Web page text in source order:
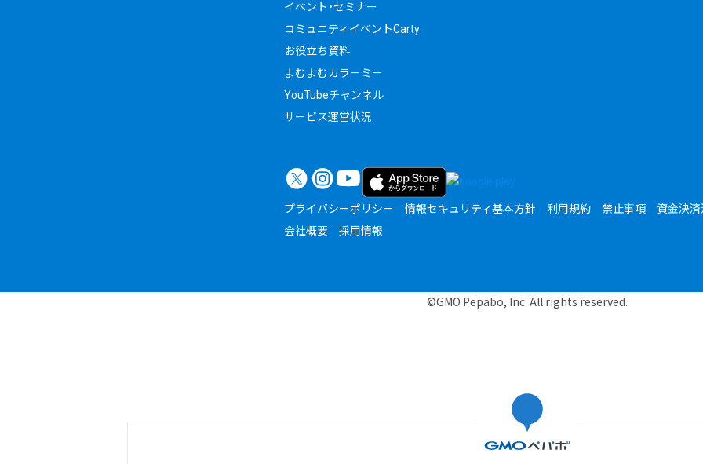
イベント・セミナー
コミュニティイベントCarty
お役立ち資料
よむよむカラーミー
YouTubeチャンネル
サービス運営状況
プライバシーポリシー 情報セキュリティ基本方針 利用規約 禁止事項 資金決
会社概要
採用情報
©GMO Pepabo, Inc. All rights reserved.